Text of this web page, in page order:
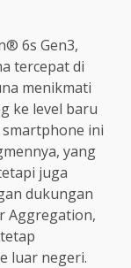
6s Gen3,
tercepat di
menikmati
ke level baru
ini
yang
juga
dukungan
Aggregation,
luar negeri.